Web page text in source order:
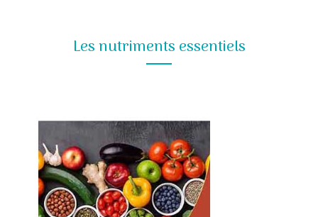
Les nutriments essentiels